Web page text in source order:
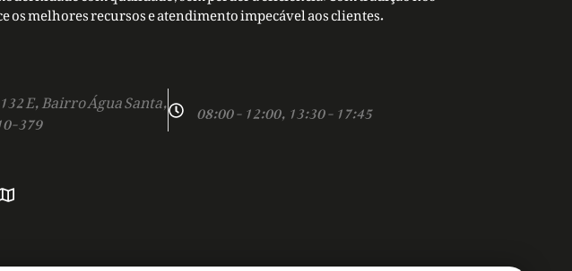
os melhores recursos e atendimento impecável aos clientes.
E, Bairro Água Santa,
379 08:00 - 12:00, 13:30 - 17:45